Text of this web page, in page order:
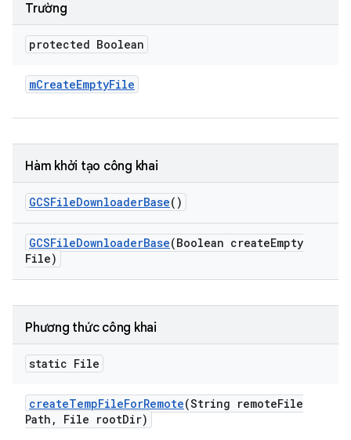
Trường
protected Boolean
mCreateEmptyFile
Hàm khởi tạo công khai
GCSFileDownloaderBase()
GCSFileDownloaderBase(Boolean createEmpty
File)
Phương thức công khai
static File
createTempFileForRemote(String remoteFile
Path , File rootDir)